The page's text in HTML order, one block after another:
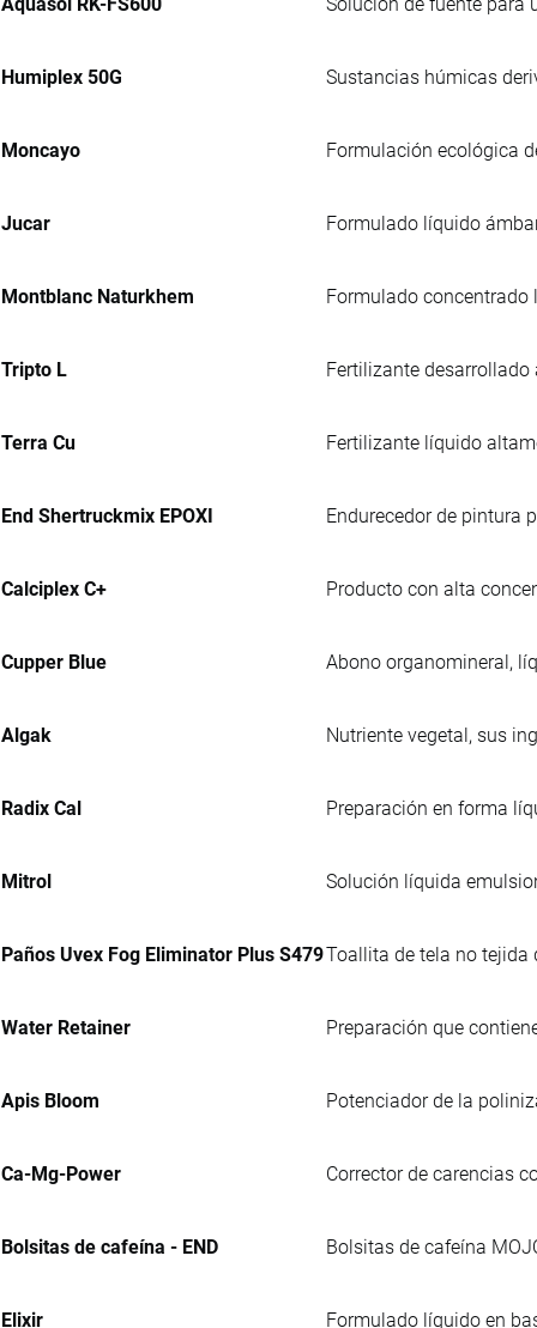
Humiplex 50G Sustancias húmicas
Moncayo Formulación ecológica
Jucar Formulado líquido
Montblanc Naturkhem Formulado
Tripto L Fertilizante
Terra Cu Fertilizante líquido
End Shertruckmix EPOXI Endurecedor de pintura
Calciplex C+ Producto con alta
Cupper Blue Abono organomineral,
Algak Nutriente vegetal, sus
Radix Cal Preparación en forma
Mitrol Solución líquida
Paños Uvex Fog Eliminator Plus S479Toallita de tela no tejida
Water Retainer Preparación que
Apis Bloom Potenciador de la
Ca-Mg-Power Corrector de carencias
Bolsitas de cafeína - END Bolsitas de cafeína
Elixir Formulado líquido en